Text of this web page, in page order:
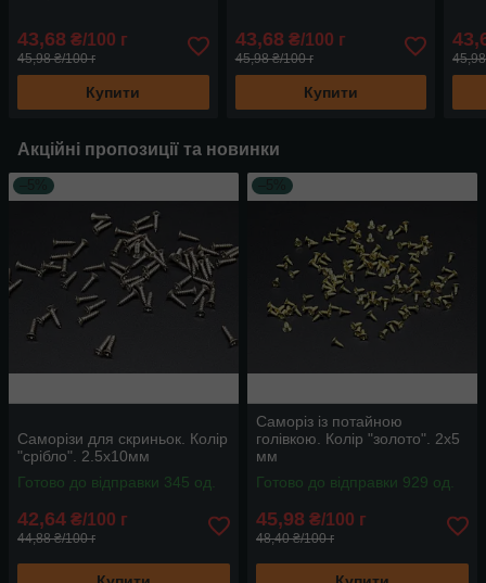
43,68 ₴/100 г
45,98 ₴/100 г
Купити
43,68₴/100 г
45,98 ₴/100 г
Купити
Акційні пропозиції та новинки
Саморізи для скриньок. Колір
"срібло". 2.5х10мм
Готово до відправки 345 од.
42,64 ₴/100 г
44,88 ₴/100 г
Саморіз із потайною
голівкою. Колір "золото". 2х5
мм
Готово до відправки 929 од.
45,98 ₴/100 г
48,40 ₴/100 г